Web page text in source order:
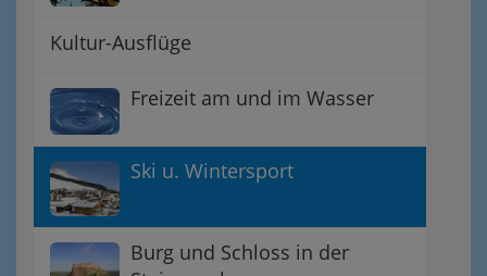
Kultur-Ausflüge
Freizeit am und im Wasser
Ski u. Wintersport
Burg und Schloss in der